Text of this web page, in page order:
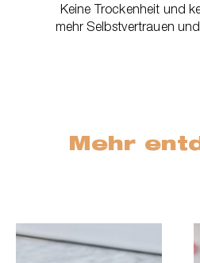
Keine Trockenheit und
mehr Selbstvertrauen
Mehr